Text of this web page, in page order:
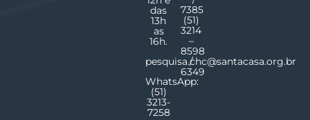
das
13h
as
16h.
pesquisa.chc@santacasa.org.br
WhatsApp:
(51)
3213-
7258
7385
(51)
3214
–
8598
/
6349